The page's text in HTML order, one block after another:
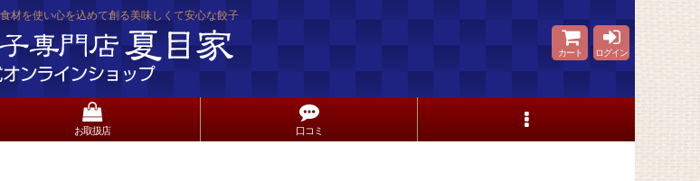
材を使い心を込めて創る美味しくて安心な餃子
カート ログイン
お取扱店 口コミ